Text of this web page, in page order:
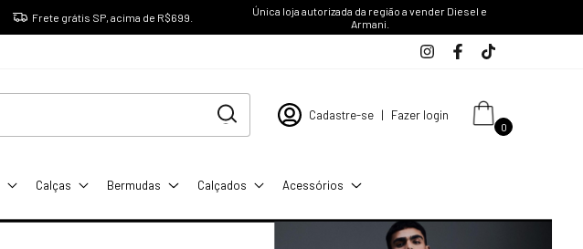
Frete grátis SP, acima de R$699.
Única loja autorizada da região a vender Diesel e
Armani.
Cadastre-se | Fazer login
0
Calças Bermudas Calçados Acessórios